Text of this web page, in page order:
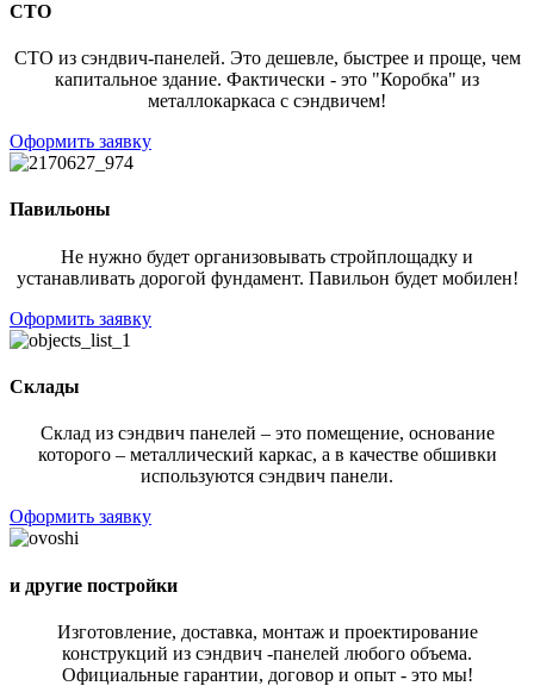
СТО
СТО из сэндвич-панелей. Это дешевле, быстрее и проще, чем
капитальное здание. Фактически - это "Коробка" из
металлокаркаса с сэндвичем!
Оформить заявку
Павильоны
Не нужно будет организовывать стройплощадку и
устанавливать дорогой фундамент. Павильон будет мобилен!
Оформить заявку
Склады
Склад из сэндвич панелей – это помещение, основание
которого – металлический каркас, а в качестве обшивки
используются сэндвич панели.
Оформить заявку
и другие постройки
Изготовление, доставка, монтаж и проектирование
конструкций из сэндвич -панелей любого объема.
Официальные гарантии, договор и опыт - это мы!